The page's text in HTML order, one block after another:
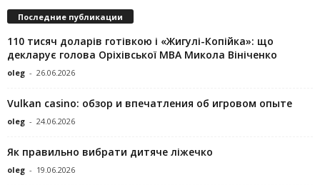
Последние публикации
110 тисяч доларів готівкою і «Жигулі-Копійка»: що
декларує голова Оріхівської МВА Микола Вініченко
oleg - 26.06.2026
Vulkan casino: обзор и впечатления об игровом опыте
oleg - 24.06.2026
Як правильно вибрати дитяче ліжечко
oleg - 19.06.2026